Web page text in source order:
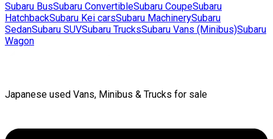
Subaru BusSubaru ConvertibleSubaru CoupeSubaru
HatchbackSubaru Kei carsSubaru MachinerySubaru
SedanSubaru SUVSubaru TrucksSubaru Vans (Minibus)Subaru
Wagon
Japanese used Vans, Minibus & Trucks for sale